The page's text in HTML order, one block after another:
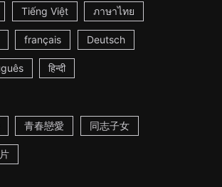
Tiếng Việt ภาษาไทย
français Deutsch
हिन्दी
青春戀愛 同志子女